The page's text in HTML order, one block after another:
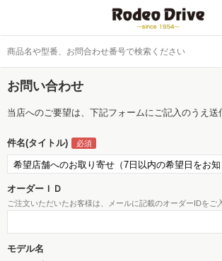
お問い合わせ
当店へのご要望は、下記フォームにご記入のうえ送
件名(タイトル)
オーダーＩＤ
ご注文いただいたお客様は、メールに記載のオーダーIDをご
モデル名